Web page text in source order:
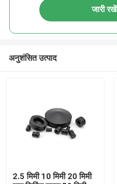
जारी रखें
अनुशंसित उत्पाद
2.5 मिमी 10 मिमी 20 मिमी